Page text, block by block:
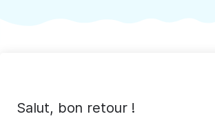
Salut, bon retour !